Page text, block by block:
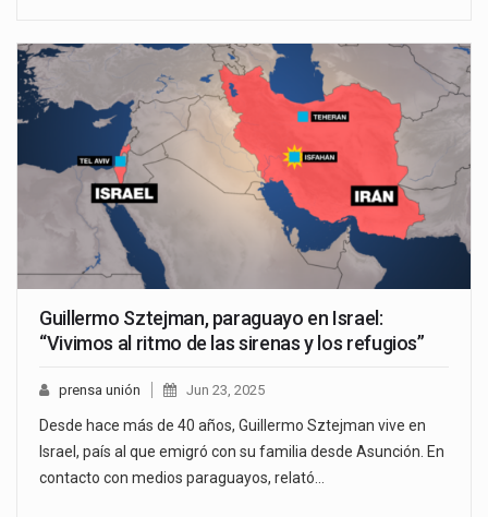
Guillermo Sztejman, paraguayo en Israel:
“Vivimos al ritmo de las sirenas y los refugios”
prensa unión Jun 23, 2025
Desde hace más de 40 años, Guillermo Sztejman vive en
Israel, país al que emigró con su familia desde Asunción. En
contacto con medios paraguayos, relató…